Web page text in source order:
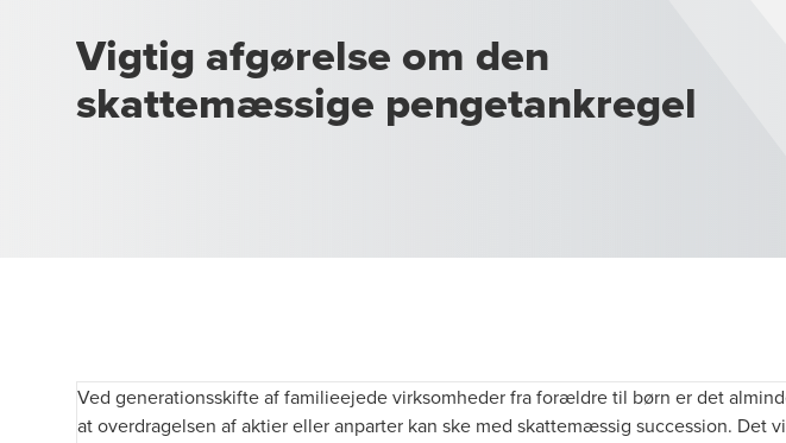
Vigtig afgørelse om den
skattemæssige pengetankregel
Ved generationsskifte af familieejede virksomheder fra forældre til børn er det
at overdragelsen af aktier eller anparter kan ske med skattemæssig succession. Det